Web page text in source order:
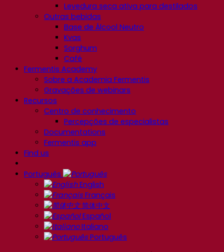
Levedura seca ativa para destilados
Outras bebidas
Base de Álcool Neutro
Kvas
Sorghum
Café
Fermentis Academy
Sobre a Academia Fermentis
Gravações de webinars
Recursos
Centro de conhecimento
Percepções de especialistas
Documentations
Fermentis app
Find us
Português
English
Français
简体中文
Español
Italiano
Português